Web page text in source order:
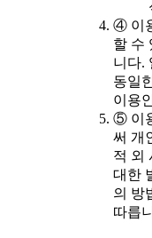
④ 이
할 수
니다.
동일
이용
⑤ 이
써 개
적 외
대한
의 방
따릅